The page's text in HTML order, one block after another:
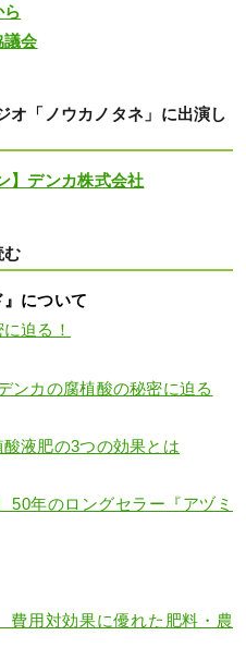
ら
議会
「ノウカノタネ」に出演し
】デンカ株式会社
む
』について
迫る！
ンカの腐植酸の秘密に迫る
液肥の3つの効果とは
50年のロングセラー『アヅミ
用対効果に優れた肥料・農